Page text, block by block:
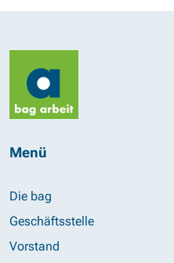
Menü
Die bag
Geschäftsstelle
Vorstand